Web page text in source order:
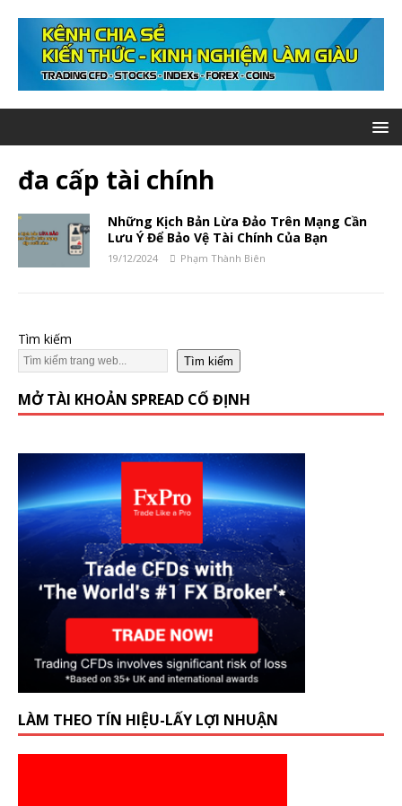
đa cấp tài chính
Những Kịch Bản Lừa Đảo Trên Mạng Cần
Lưu Ý Để Bảo Vệ Tài Chính Của Bạn
19/12/2024 Phạm Thành Biên
Tìm kiếm
Tìm kiếm
MỞ TÀI KHOẢN SPREAD CỐ ĐỊNH
LÀM THEO TÍN HIỆU-LẤY LỢI NHUẬN